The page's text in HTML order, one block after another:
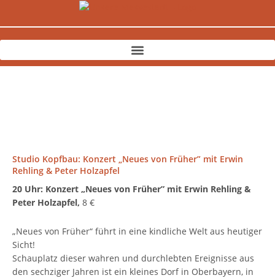
Studio Kopfbau: Konzert „Neues von Früher” mit Erwin
Rehling & Peter Holzapfel
20 Uhr: Konzert „Neues von Früher” mit Erwin Rehling &
Peter Holzapfel, 8 €
„Neues von Früher“ führt in eine kindliche Welt aus heutiger
Sicht!
Schauplatz dieser wahren und durchlebten Ereignisse aus
den sechziger Jahren ist ein kleines Dorf in Oberbayern, in